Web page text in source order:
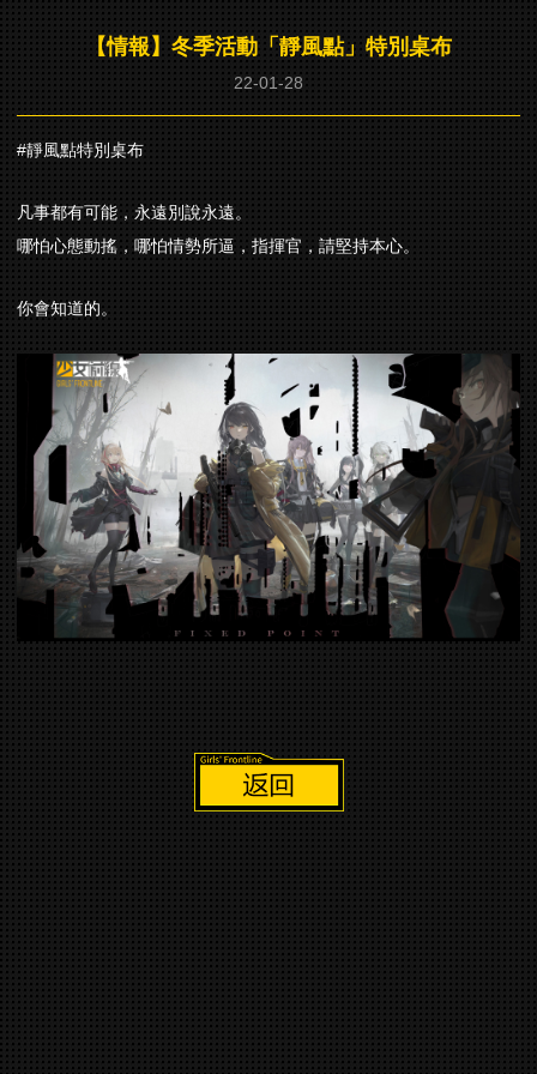
【情報】冬季活動「靜風點」特別桌布
22-01-28
#靜風點特別桌布
凡事都有可能，永遠別說永遠。
哪怕心態動搖，哪怕情勢所逼，指揮官，請堅持本心。
你會知道的。